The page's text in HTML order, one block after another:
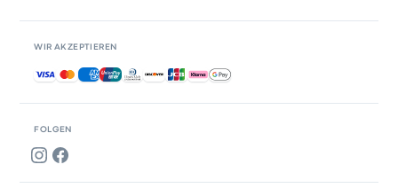
FOLGEN
WIR AKZEPTIEREN
Akzeptierte Zahlungsmethoden